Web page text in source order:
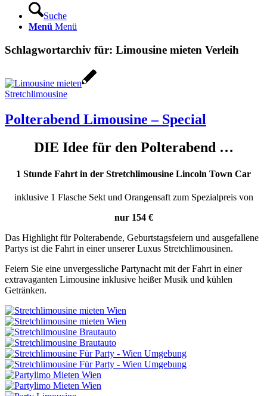
Suche
Menü Menü
Schlagwortarchiv für: Limousine mieten Verleih
Stretchlimousine
Polterabend Limousine – Special
DIE Idee für den Polterabend …
1 Stunde Fahrt in der Stretchlimousine Lincoln Town Car
inklusive 1 Flasche Sekt und Orangensaft zum Spezialpreis von
nur 154 €
Das Highlight für Polterabende, Geburtstagsfeiern und ausgefallene
Partys ist die Fahrt in einer unserer Luxus Stretchlimousinen.
Feiern Sie eine unvergessliche Partynacht mit der Fahrt in einer
extravaganten Limousine inklusive heißer Musik und kühlen
Getränken.